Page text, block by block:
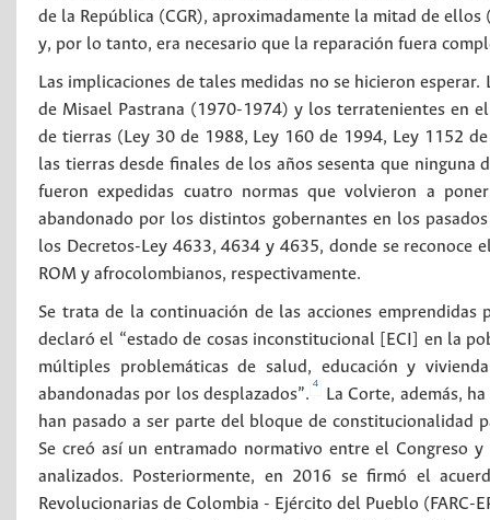
de la República (CGR), aproximadamente la mitad de
y, por lo tanto, era necesario que la reparación fuera
Las implicaciones de tales medidas no se hicieron
de Misael Pastrana (1970-1974) y los terratenientes en
de tierras (Ley 30 de 1988, Ley 160 de 1994, Ley 1152
las tierras desde finales de los años sesenta que
fueron expedidas cuatro normas que volvieron a
abandonado por los distintos gobernantes en los
los Decretos-Ley 4633, 4634 y 4635, donde se reconoce
ROM y afrocolombianos, respectivamente.
Se trata de la continuación de las acciones
declaró el “estado de cosas inconstitucional [ECI] en la
múltiples problemáticas de salud, educación y
abandonadas por los desplazados”.
4
La Corte, además,
han pasado a ser parte del bloque de constitucionalidad
Se creó así un entramado normativo entre el Congreso
analizados. Posteriormente, en 2016 se firmó el
Revolucionarias de Colombia - Ejército del Pueblo